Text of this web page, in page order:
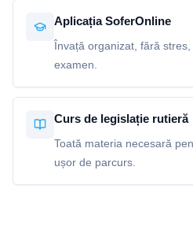
Aplicația SoferOnline
Învață organizat, fără
examen.
Curs de legislație rutieră
Toată materia necesară
ușor de parcurs.